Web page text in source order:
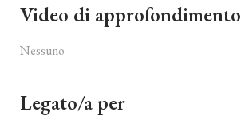
Video di approfondimento
Nessuno
Legato/a per